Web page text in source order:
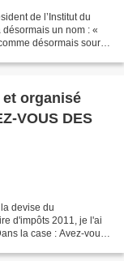
de l’Institut du
un nom : «
désormais source
organisé
VOUS DES
devise du
d'impôts 2011, je l'ai
la case : Avez-vous